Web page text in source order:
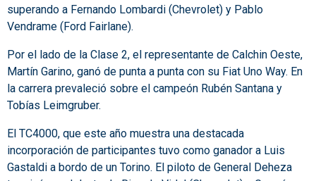
superando a Fernando Lombardi (Chevrolet) y Pablo
Vendrame (Ford Fairlane).
Por el lado de la Clase 2, el representante de Calchin Oeste,
Martín Garino, ganó de punta a punta con su Fiat Uno Way. En
la carrera prevaleció sobre el campeón Rubén Santana y
Tobías Leimgruber.
El TC4000, que este año muestra una destacada
incorporación de participantes tuvo como ganador a Luis
Gastaldi a bordo de un Torino. El piloto de General Deheza